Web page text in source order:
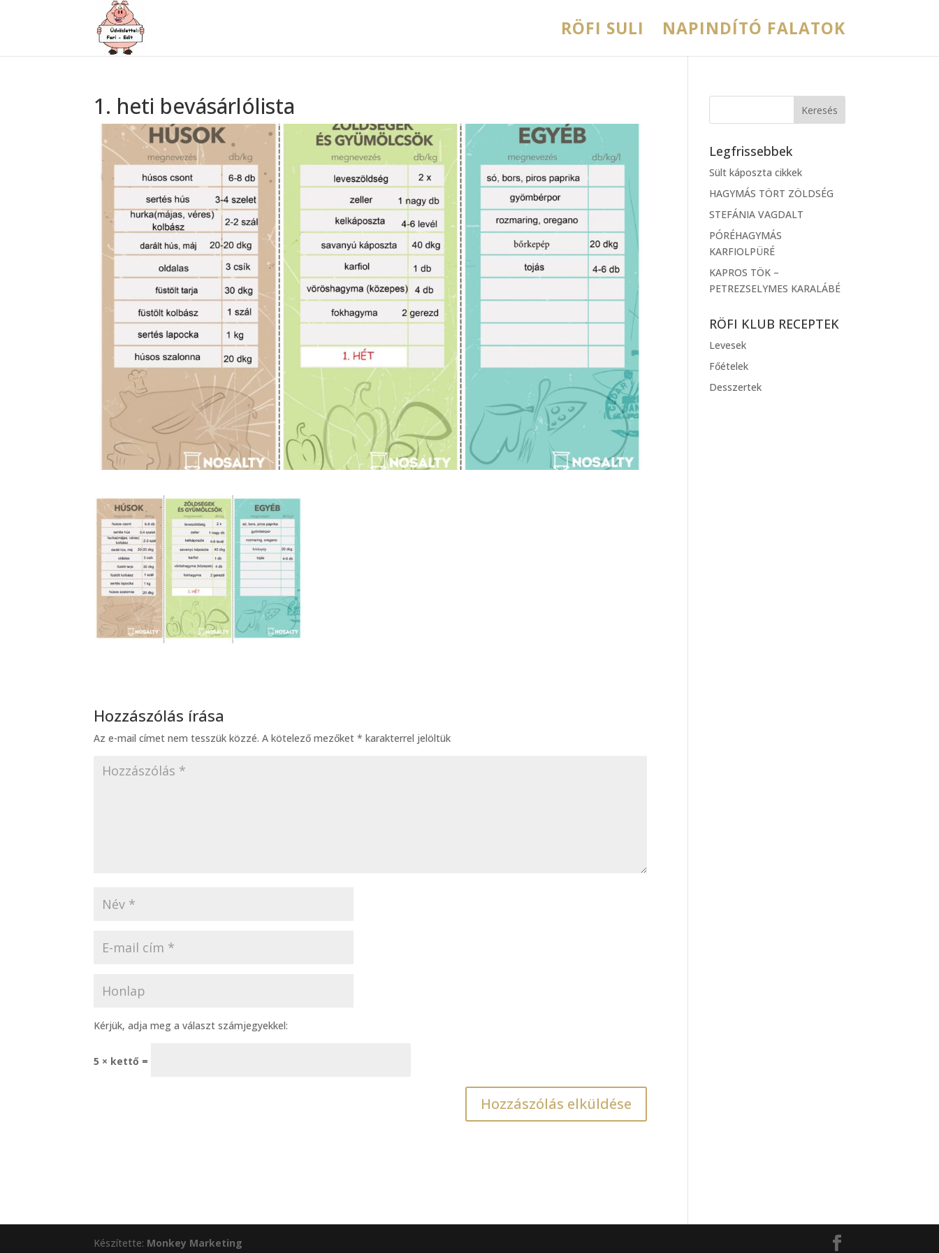
RÖFI SULI NAPINDÍTÓ FALATOK
1. heti bevásárlólista
Hozzászólás írása
Az e-mail címet nem tesszük közzé. A kötelező mezőket* karakterrel jelöltük
Kérjük, adja meg a választ számjegyekkel:
5 × kettő =
Legfrissebbek
Sült káposzta cikkek
HAGYMÁS TÖRT ZÖLDSÉG
STEFÁNIA VAGDALT
PÓRÉHAGYMÁS
KARFIOLPÜRÉ
KAPROS TÖK –
PETREZSELYMES KARALÁBÉ
RÖFI KLUB RECEPTEK
Levesek
Főételek
Desszertek
Készítette: Monkey Marketing